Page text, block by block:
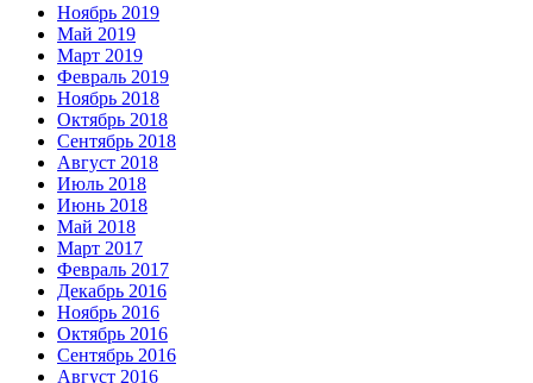
Ноябрь 2019
Май 2019
Март 2019
Февраль 2019
Ноябрь 2018
Октябрь 2018
Сентябрь 2018
Август 2018
Июль 2018
Июнь 2018
Май 2018
Март 2017
Февраль 2017
Декабрь 2016
Ноябрь 2016
Октябрь 2016
Сентябрь 2016
Август 2016